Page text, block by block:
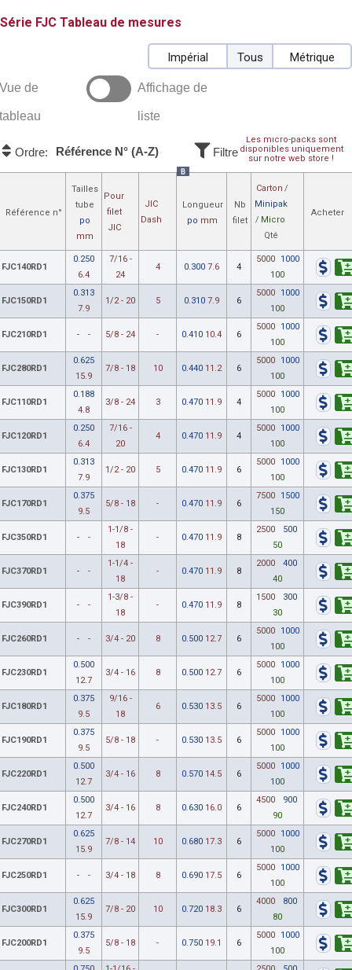
FJC Tableau de mesures
Impérial Tous Métrique
Vue de
tableau
Affichage de
liste
Les micro-packs sont
disponibles uniquement
sur notre web store !
Ordre: Référence N° (A-Z) Filtre
Référence n°
Tailles
tube
po
mm
Pour
filet
JIC
JIC
Dash
B
Longueur
po mm
Nb
filet
Carton /
Minipak
/ Micro
Qté
Acheter
FJC140RD1
0.250
6.4
7/16 -
24
4 0.300 7.6 4
5000
1000
100
FJC150RD1
0.313
7.9
1/2 - 20 5 0.310 7.9 6
5000
1000
100
FJC210RD1 - - 5/8 - 24 - 0.410 10.4 6
5000
1000
100
FJC280RD1
0.625
15.9
7/8 - 18 10 0.440 11.2 6
5000
1000
100
FJC110RD1
0.188
4.8
3/8 - 24 3 0.470 11.9 4
5000
1000
100
FJC120RD1
0.250
6.4
7/16 -
20
4 0.470 11.9 4
5000
1000
100
FJC130RD1
0.313
7.9
1/2 - 20 5 0.470 11.9 6
5000
1000
100
FJC170RD1
0.375
9.5
5/8 - 18 - 0.470 11.9 6
7500
1500
150
FJC350RD1 - -
1-1/8 -
18
- 0.470 11.9 8
2500
500
50
FJC370RD1 - -
1-1/4 -
18
- 0.470 11.9 8
2000
400
40
FJC390RD1 - -
1-3/8 -
18
- 0.470 11.9 8
1500
300
30
FJC260RD1 - - 3/4 - 20 8 0.500 12.7 6
5000
1000
100
FJC230RD1
0.500
12.7
3/4 - 16 8 0.500 12.7 6
5000
1000
100
FJC180RD1
0.375
9.5
9/16 -
18
6 0.530 13.5 6
5000
1000
100
FJC190RD1
0.375
9.5
5/8 - 18 - 0.530 13.5 6
5000
1000
100
FJC220RD1
0.500
12.7
3/4 - 16 8 0.570 14.5 6
5000
1000
100
FJC240RD1
0.500
12.7
3/4 - 16 8 0.630 16.0 6
4500
900
90
FJC270RD1
0.625
15.9
7/8 - 14 10 0.680 17.3 6
5000
1000
100
FJC250RD1 - - 3/4 - 18 8 0.690 17.5 6
5000
1000
100
FJC300RD1
0.625
15.9
7/8 - 20 10 0.720 18.3 6
4000
800
80
FJC200RD1
0.375
9.5
5/8 - 18 - 0.750 19.1 6
5000
1000
100